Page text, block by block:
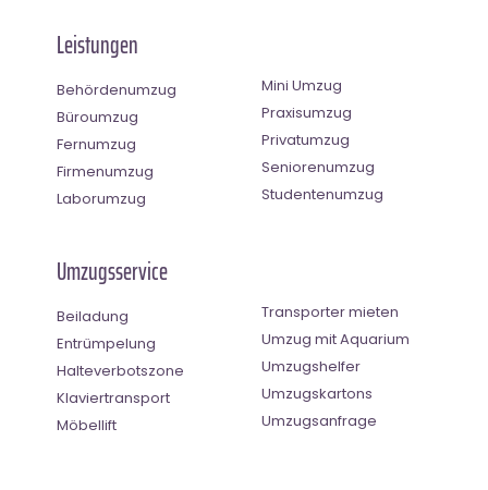
Leistungen
Behördenumzug
Büroumzug
Fernumzug
Firmenumzug
Laborumzug
Mini Umzug
Praxisumzug
Privatumzug
Seniorenumzug
Studentenumzug
Umzugsservice
Beiladung
Entrümpelung
Halteverbotszone
Klaviertransport
Möbellift
Transporter mieten
Umzug mit Aquarium
Umzugshelfer
Umzugskartons
Umzugsanfrage